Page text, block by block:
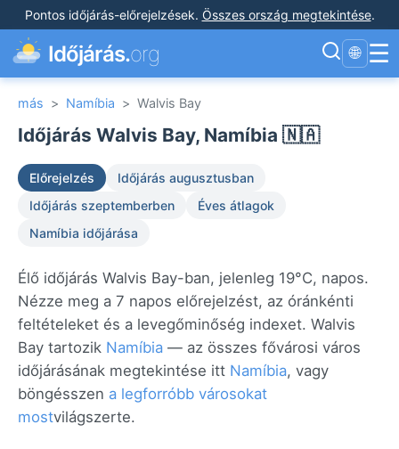
Pontos időjárás-előrejelzések. Összes ország megtekintése.
Időjárás.org 🌐 ☰
más > Namíbia > Walvis Bay
Időjárás Walvis Bay, Namíbia 🇳🇦
Előrejelzés
Időjárás augusztusban
Időjárás szeptemberben
Éves átlagok
Namíbia időjárása
Élő időjárás Walvis Bay-ban, jelenleg 19°C, napos.
Nézze meg a 7 napos előrejelzést, az óránkénti
feltételeket és a levegőminőség indexet. Walvis
Bay tartozik Namíbia — az összes fővárosi város
időjárásának megtekintése itt Namíbia, vagy
böngésszen a legforróbb városokat
mostvilágszerte.